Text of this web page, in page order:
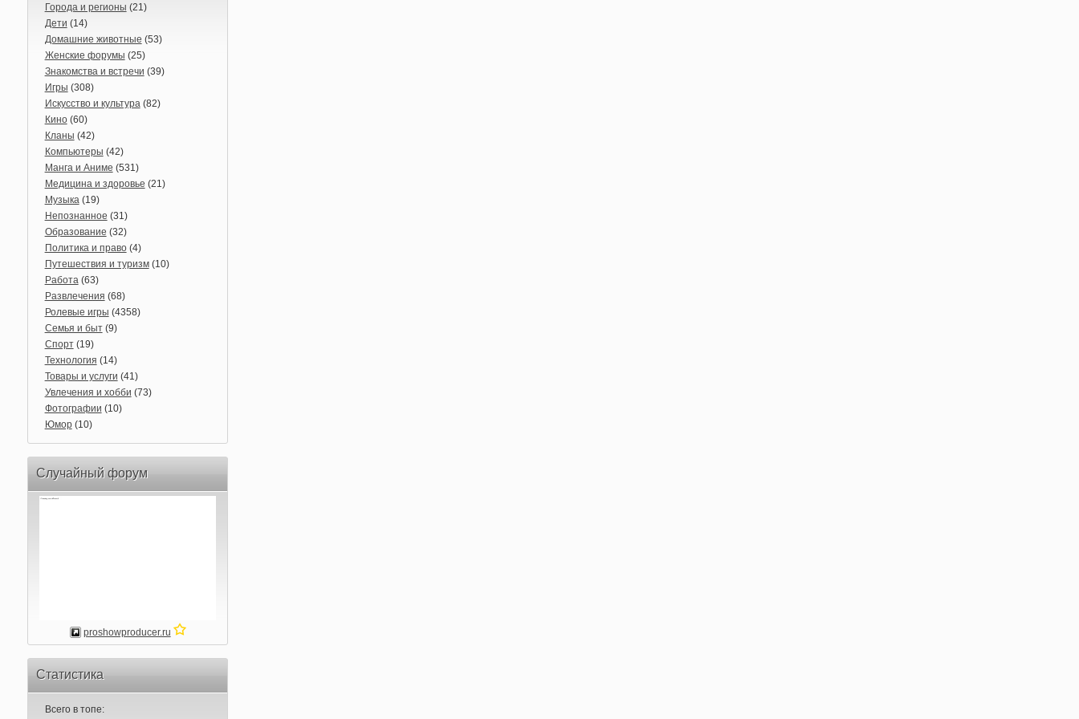
Города и регионы (21)
Дети (14)
Домашние животные (53)
Женские форумы (25)
Знакомства и встречи (39)
Игры (308)
Искусство и культура(82)
Кино(60)
Кланы (42)
Компьютеры (42)
Манга и Аниме (531)
Медицина и здоровье (21)
Музыка(19)
Непознанное (31)
Образование (32)
Политика и право(4)
Путешествия и туризм(10)
Работа(63)
Развлечения (68)
Ролевые игры (4358)
Семья и быт(9)
Спорт(19)
Технология (14)
Товары и услуги (41)
Увлечения и хобби (73)
Фотографии (10)
Юмор(10)
Случайный форум
proshowproducer.ru
Статистика
Всего в топе: